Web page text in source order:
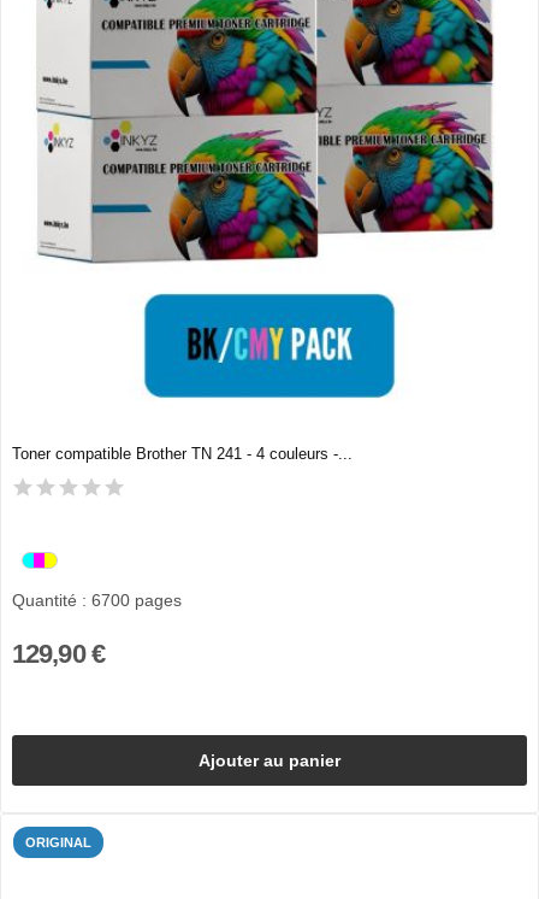
Toner compatible Brother TN 241 - 4 couleurs -...
Quantité : 6700 pages
129,90 €
Ajouter au panier
ORIGINAL